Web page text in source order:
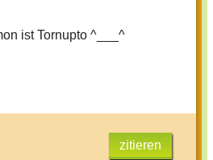
ist Tornupto ^___^
zitieren